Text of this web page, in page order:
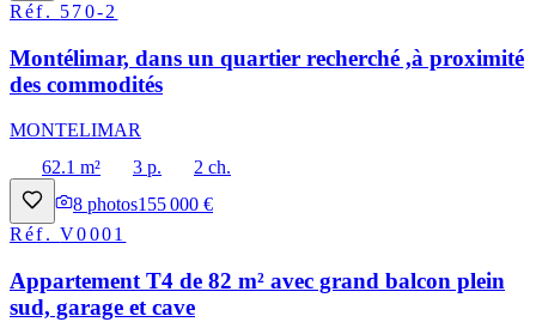
Réf. 570-2
Montélimar, dans un quartier recherché ,à proximité
des commodités
MONTELIMAR
62.1 m²
3 p.
2 ch.
8 photos155 000 €
Réf.V0001
Appartement T4 de 82 m² avec grand balcon plein
sud, garage et cave